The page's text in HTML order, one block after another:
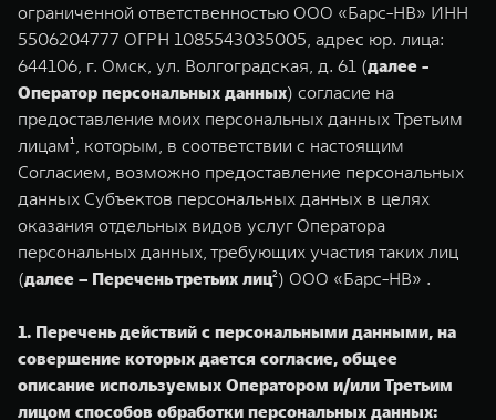
TANK 500
Веди за собой
от 6 499 000 ₽
TANK 700
Сила признания
от 10 199 000 ₽
WEY 07
Расширяя границы комфорта
WEY 05
Эстетика нового времени
TANK Финансы
Корпоративным клиентам
TANK ФИНАНСЫ
TANK Кредит
TANK Страхование
Специальные предложения
Моторные масла
ЦИФРОВЫЕ СЕРВИСЫ TANK
Цифровые сервисы TANK
ограниченной ответственностью ООО «Барс-НВ» ИНН
5506204777 ОГРН 1085543035005, адрес юр. лица:
644106, г. Омск, ул. Волгоградская, д. 61 (далее -
Оператор персональных данных) согласие на
предоставление моих персональных данных Третьим
лицам¹, которым, в соответствии с настоящим
Согласием, возможно предоставление персональных
данных Субъектов персональных данных в целях
оказания отдельных видов услуг Оператора
персональных данных, требующих участия таких лиц
(далее – Перечень третьих лиц²) ООО «Барс-НВ» .
1. Перечень действий с персональными данными, на
совершение которых дается согласие, общее
описание используемых Оператором и/или Третьим
лицом способов обработки персональных данных: